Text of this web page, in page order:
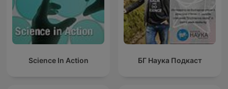
Science In Action БГ Наука Подкаст